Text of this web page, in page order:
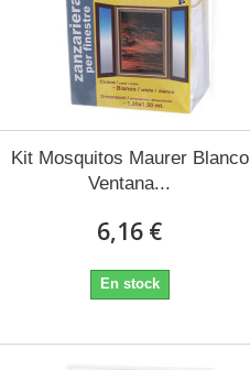
Kit Mosquitos Maurer Blanco
Ventana...
6,16 €
En stock